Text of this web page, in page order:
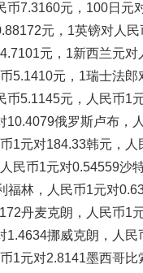
币7.3160元，100日元
元，1英镑对人
元，1新西兰元对
5.1410元，1瑞士法郎
币5.1145元，人民币1
10.4079俄罗斯卢布，
1元对184.33韩元，人
民币1元对0.54559沙
福林，人民币1元对
丹麦克朗，人民币1
1.4634挪威克朗，人民
1元对2.8141墨西哥比